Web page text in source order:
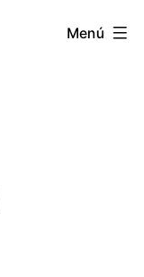
Menú